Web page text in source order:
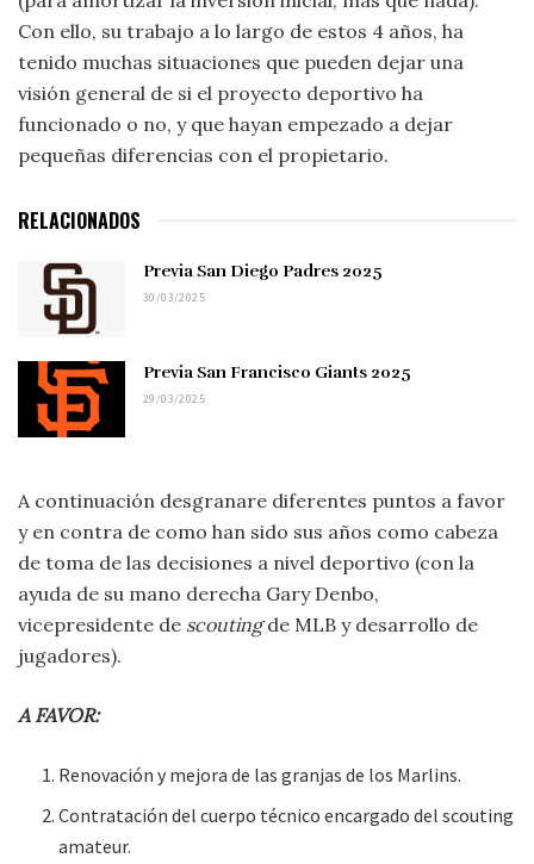
Con ello, su trabajo a lo largo de estos 4 años, ha
tenido muchas situaciones que pueden dejar una
visión general de si el proyecto deportivo ha
funcionado o no, y que hayan empezado a dejar
pequeñas diferencias con el propietario.
RELACIONADOS
Previa San Diego Padres 2025
30/03/2025
Previa San Francisco Giants 2025
29/03/2025
A continuación desgranare diferentes puntos a favor
y en contra de como han sido sus años como cabeza
de toma de las decisiones a nivel deportivo (con la
ayuda de su mano derecha Gary Denbo,
vicepresidente de scoutingde MLB y desarrollo de
jugadores).
A FAVOR:
Renovación y mejora de las granjas de los Marlins.
Contratación del cuerpo técnico encargado del scouting
amateur.